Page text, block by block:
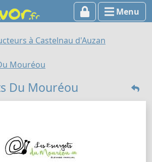
Menu
à Castelnau d'Auzan
Mouréou
Du Mouréou